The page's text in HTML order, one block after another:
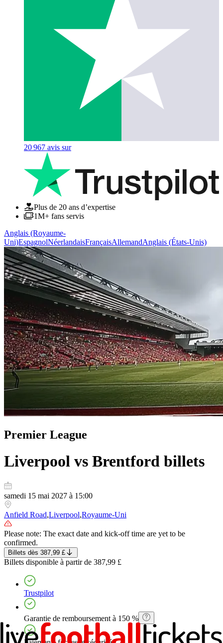
20 967 avis sur
Plus de 20 ans d’expertise
1M+ fans servis
Anglais (Royaume-
Uni)EspagnolNéerlandaisFrançaisAllemandAnglais (États-Unis)
Premier League
Liverpool vs Brentford billets
samedi 15 mai 2027 à 15:00
Anfield Road,Liverpool,Royaume-Uni
Please note: The exact date and kick-off time are yet to be
confirmed.
Billets dès 387,99 £
Billets disponible à partir de 387,99 £
Trustpilot
Garantie de remboursement à 150 %